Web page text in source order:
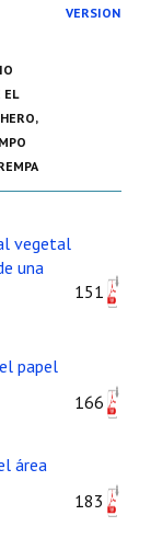
EL
VERSION
vegetal
una
151
papel
166
área
183